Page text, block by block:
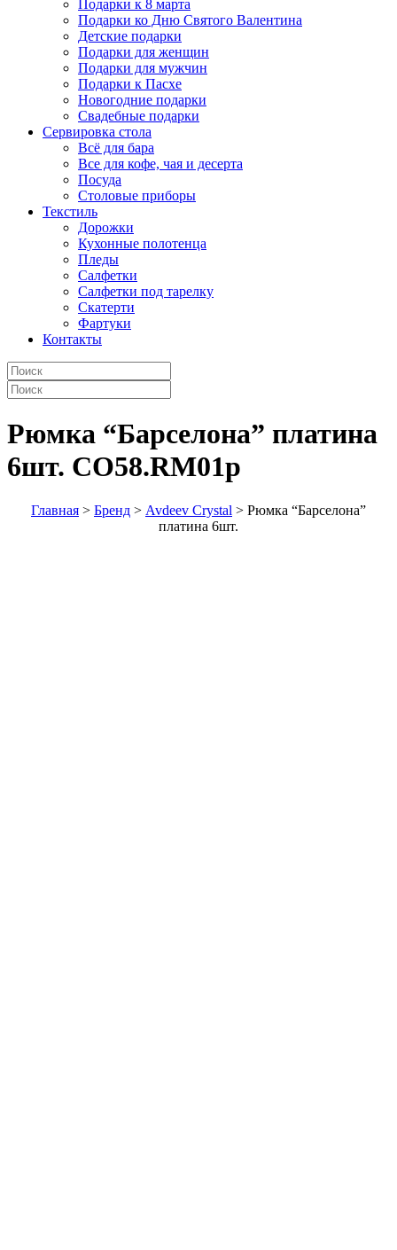
Подарки к 8 марта
Подарки ко Дню Святого Валентина
Детские подарки
Подарки для женщин
Подарки для мужчин
Подарки к Пасхе
Новогодние подарки
Свадебные подарки
Сервировка стола
Всё для бара
Все для кофе, чая и десерта
Посуда
Столовые приборы
Текстиль
Дорожки
Кухонные полотенца
Пледы
Салфетки
Салфетки под тарелку
Скатерти
Фартуки
Контакты
Рюмка “Барселона” платина
6шт. CO58.RM01p
Главная > Бренд > Avdeev Crystal > Рюмка “Барселона”
платина 6шт.